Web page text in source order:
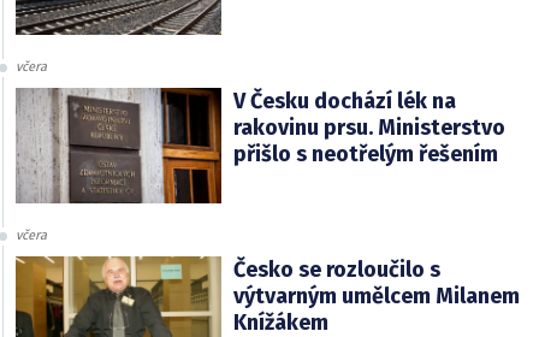
včera
V Česku dochází lék na
rakovinu prsu. Ministerstvo
přišlo s neotřelým řešením
včera
Česko se rozloučilo s
výtvarným umělcem Milanem
Knížákem